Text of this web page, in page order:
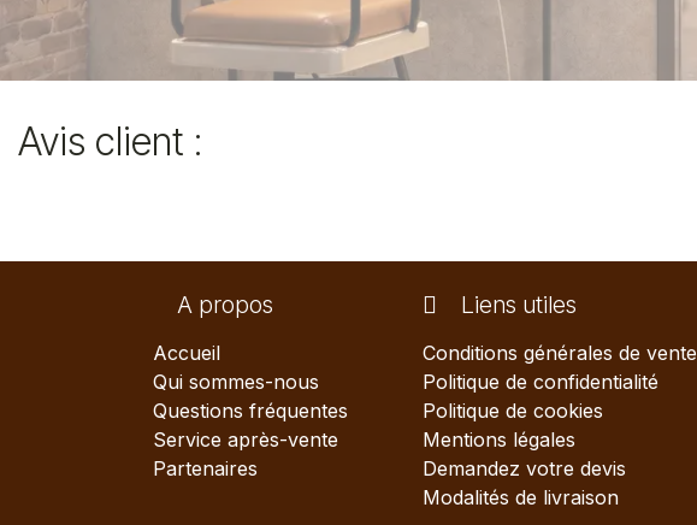
Avis client :
A propos
Accueil
Qui sommes-nous
Questions fréquentes
Service après-vente
Partenaires
Liens utiles
Conditions générales de vente
Politique de confidentialité
Politique de cookies
Mentions légales
Demandez votre devis
Modalités de livraison